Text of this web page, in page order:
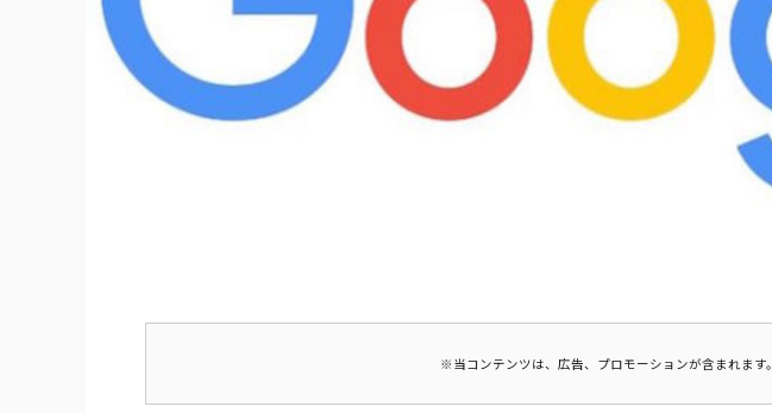
※当コンテンツは、広告、プロモーションが含まれます。